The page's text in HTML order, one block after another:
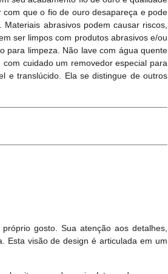
que o fio de ouro desapareça e pode
abrasivos podem causar riscos,
ser limpos com produtos abrasivos e/ou
para limpeza. Não lave com água quente
cuidado um removedor especial para
e translúcido. Ela se distingue de outros
gosto. Sua atenção aos detalhes,
Esta visão de design é articulada em um